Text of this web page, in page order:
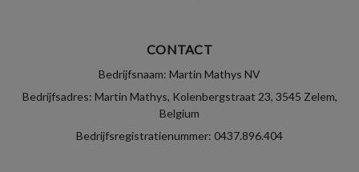
CONTACT
Bedrijfsnaam: Martin Mathys NV
Bedrijfsadres: Martin Mathys, Kolenbergstraat 23, 3545 Zelem,
Belgium
Bedrijfsregistratienummer: 0437.896.404